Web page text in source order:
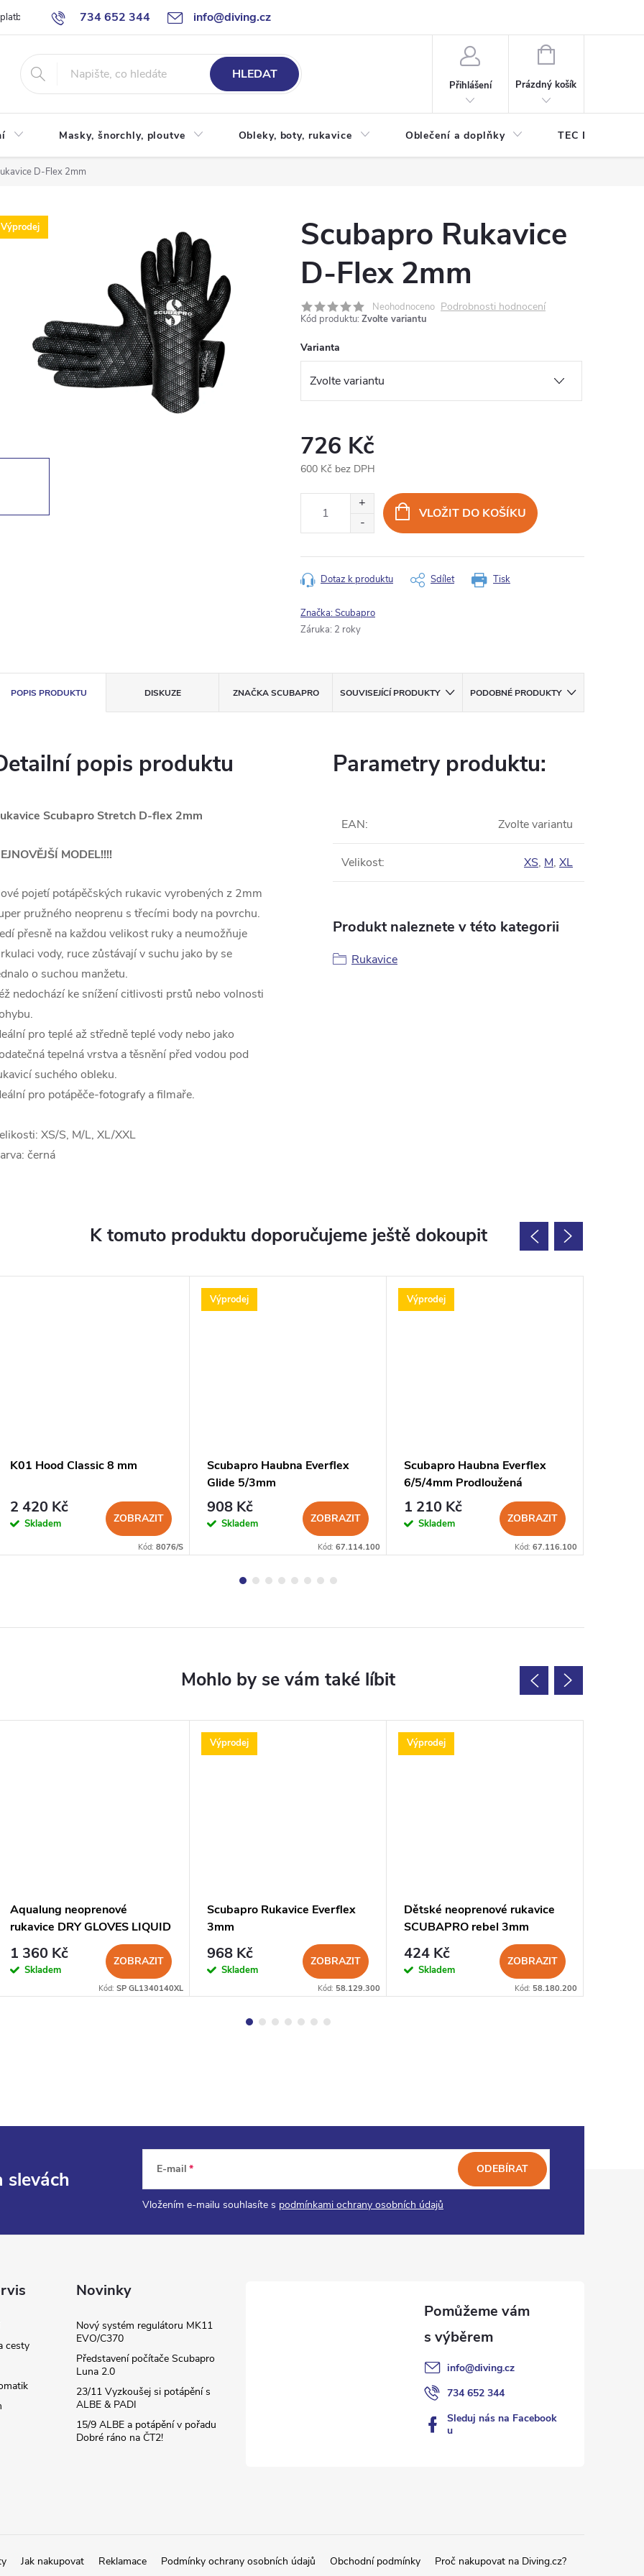
734 652 344 info@diving.cz
Jak nakupovat Obchodní podmínky Reklamace
HLEDAT
Přihlášení
NÁKUPNÍ
Prázdný košík
Masky, šnorchly, ploutve Obleky, boty, rukavice Oblečení a doplňky TEC DIVE
D-Flex 2mm
Výprodej
Scubapro Rukavice
D-Flex 2mm
Neohodnoceno Podrobnosti hodnocení
Kód produktu: Zvolte variantu
Varianta
726 Kč
600 Kč bez DPH
VLOŽIT DO KOŠÍKU
Tisk
Dotaz k produktu Sdílet
Značka:Scubapro
Záruka: 2 roky
POPIS PRODUKTU DISKUZE ZNAČKASCUBAPRO SOUVISEJÍCÍ PRODUKTY PODOBNÉ PRODUKTY
popis produktu
Scubapro Stretch D-flex 2mm
MODEL!!!!
pojetí potápěčských rukavic vyrobených z 2mm
pružného neoprenu s třecími body na povrchu.
přesně na každou velikost ruky a neumožňuje
vody, ruce zůstávají v suchu jako by se
o suchou manžetu.
nedochází ke snížení citlivosti prstů nebo volnosti
pro teplé až středně teplé vody nebo jako
tepelná vrstva a těsnění před vodou pod
suchého obleku.
pro potápěče-fotografy a filmaře.
XS/S, M/L, XL/XXL
černá
Parametry produktu:
EAN: Zvolte variantu
Velikost: XS, M, XL
Produkt naleznete v této kategorii
Rukavice
K tomuto produktu doporučujeme ještě dokoupit
K01 Hood Classic 8 mm
2 420 Kč
Skladem ZOBRAZIT
Kód: 8076/S
Výprodej
Scubapro Haubna Everflex
Glide 5/3mm
908 Kč
Skladem ZOBRAZIT
Kód: 67.114.100
Výprodej
Scubapro Haubna Everflex
6/5/4mm Prodloužená
1 210 Kč
Skladem ZOBRAZIT
Kód: 67.116.100
Aqualung neoprenové
rukavice DRY GLOVES LIQUID
SEAMS 3mm
1 360 Kč
Skladem
ZOBRAZIT
Kód: SP GL1340140XL
Výprodej
Scubapro Rukavice Everflex
3mm
968 Kč
Skladem
ZOBRAZIT
Kód: 58.129.300
Výprodej
Dětské neoprenové rukavice
SCUBAPRO rebel 3mm
424 Kč
Skladem
ZOBRAZIT
Kód: 58.180.200
slevách E-mail
Vložením e-mailu souhlasíte s podmínkami ochrany osobních údajů
ODEBÍRAT
cesty
Novinky
Nový systém regulátoru MK11
EVO/C370
Představení počítače Scubapro
Luna 2.0
23/11 Vyzkoušej si potápění s
ALBE & PADI
15/9 ALBE a potápění v pořadu
Dobré ráno na ČT2!
info@diving.cz
734 652 344
Sleduj nás na Facebook
u
Jak nakupovat Reklamace Podmínky ochrany osobních údajů Obchodní podmínky Proč nakupovat na Diving.cz?